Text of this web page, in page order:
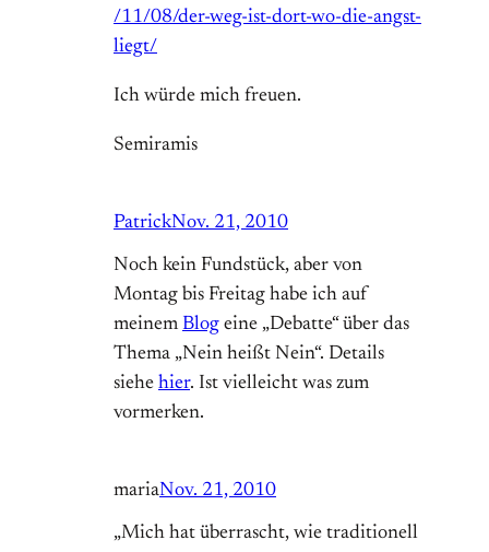
/11/08/der-weg-ist-dort-wo-die-angst-
liegt/
Ich würde mich freuen.
Semiramis
PatrickNov. 21, 2010
Noch kein Fundstück, aber von
Montag bis Freitag habe ich auf
meinem Blog eine „Debatte“ über das
Thema „Nein heißt Nein“. Details
siehe hier. Ist vielleicht was zum
vormerken.
mariaNov. 21, 2010
„Mich hat überrascht, wie traditionell